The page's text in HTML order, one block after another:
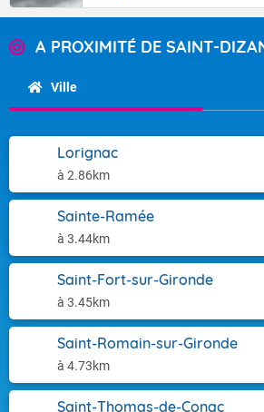
A PROXIMITÉ DE SAINT-
Ville
Lorignac
à 2.86km
Sainte-Ramée
à 3.44km
Saint-Fort-sur-Gironde
à 3.45km
Saint-Romain-sur-Gironde
à 4.73km
Saint-Thomas-de-Conac